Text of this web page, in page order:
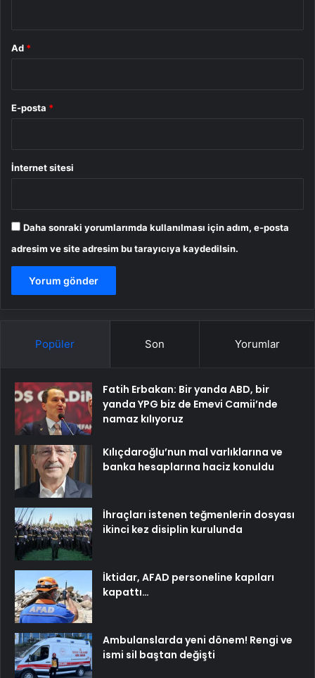
Ad *
E-posta *
İnternet sitesi
Daha sonraki yorumlarımda kullanılması için adım, e-posta
adresim ve site adresim bu tarayıcıya kaydedilsin.
Popüler Son Yorumlar
Fatih Erbakan: Bir yanda ABD, bir
yanda YPG biz de Emevi Camii’nde
namaz kılıyoruz
Kılıçdaroğlu’nun mal varlıklarına ve
banka hesaplarına haciz konuldu
İhraçları istenen teğmenlerin dosyası
ikinci kez disiplin kurulunda
İktidar, AFAD personeline kapıları
kapattı…
Ambulanslarda yeni dönem! Rengi ve
ismi sil baştan değişti